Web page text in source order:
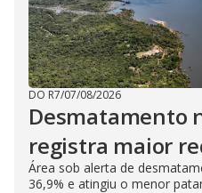
DO R7/07/08/2026
Desmatamento
registra maior
Área sob alerta de
36,9% e atingiu o menor